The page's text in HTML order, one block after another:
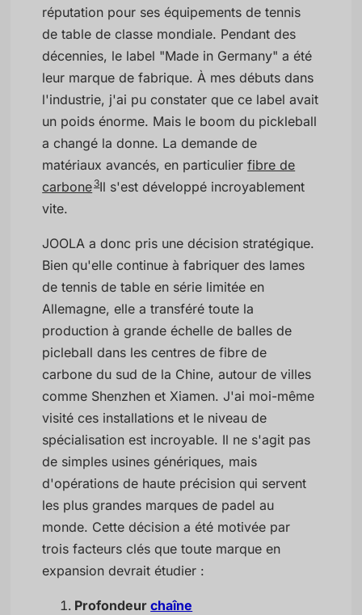
réputation pour ses équipements de tennis
de table de classe mondiale. Pendant des
décennies, le label "Made in Germany" a été
leur marque de fabrique. À mes débuts dans
l'industrie, j'ai pu constater que ce label avait
un poids énorme. Mais le boom du pickleball
a changé la donne. La demande de
matériaux avancés, en particulierfibre de
carbone 3Il s'est développé incroyablement
vite.
JOOLA a donc pris une décision stratégique.
Bien qu'elle continue à fabriquer des lames
de tennis de table en série limitée en
Allemagne, elle a transféré toute la
production à grande échelle de balles de
picleball dans les centres de fibre de
carbone du sud de la Chine, autour de villes
comme Shenzhen et Xiamen. J'ai moi-même
visité ces installations et le niveau de
spécialisation est incroyable. Il ne s'agit pas
de simples usines génériques, mais
d'opérations de haute précision qui servent
les plus grandes marques de padel au
monde. Cette décision a été motivée par
trois facteurs clés que toute marque en
expansion devrait étudier :
Profondeurchaîne